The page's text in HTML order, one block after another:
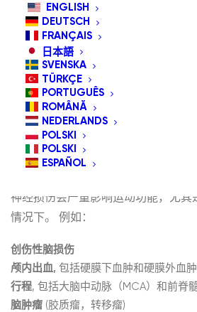
ENGLISH
DEUTSCH
FRANÇAIS
日本語
SVENSKA
TÜRKÇE
PORTUGUÊS
ROMÂNĂ
NEDERLANDS
POLSKI
POLSKI
ESPAÑOL
在一个日益数字化的世界里，可访问
需品。诸如头部鼠标和自适应开关之
身体残疾或行动不便的人们与技术互
究竟是为谁准备的呢？让我们来探讨
术的广泛人群。.
神经损伤后的重新掌控
神经损伤会严重影响运动功能，尤其
情况下。 例如：
创伤性脑损伤
颅内出血, 包括硬膜下血肿和硬膜外血肿
行程, 包括大脑中动脉（MCA）和前脊
脑肿瘤 (胶质瘤，转移瘤)